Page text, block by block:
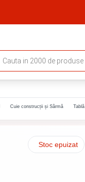
Cuie construcții și Sârmă Tablă
Stoc epuizat